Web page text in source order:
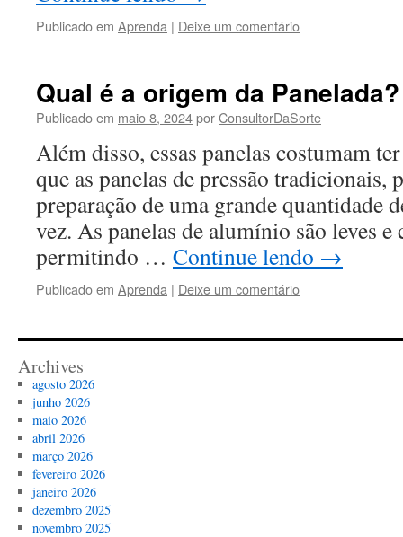
Publicado em Aprenda | Deixe um comentário
Qual é a origem da Panelada?
Publicado em maio 8, 2024porConsultorDaSorte
Além disso, essas panelas costumam
que as panelas de pressão tradicionais,
preparação de uma grande quantidade
vez. As panelas de alumínio são leves
permitindo … Continue lendo →
Publicado em Aprenda | Deixe um comentário
Archives
agosto 2026
junho 2026
maio 2026
abril 2026
março 2026
fevereiro 2026
janeiro 2026
dezembro 2025
novembro 2025